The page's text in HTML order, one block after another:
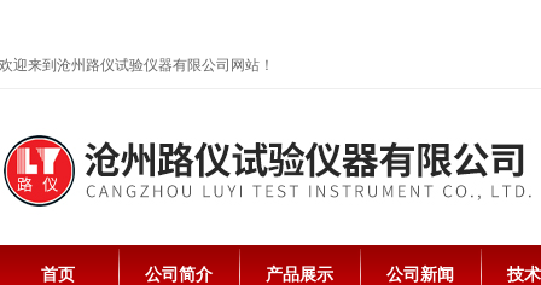
欢迎来到沧州路仪试验仪器有限公司网站！
首页 公司简介 产品展示 公司新闻 技